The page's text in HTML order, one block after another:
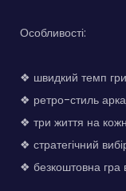
Особливості:
❖ швидкий темп гри
❖ ретро-стиль
❖ три життя на
❖ стратегічний
❖ безкоштовна гра